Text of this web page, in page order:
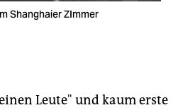
Shanghaier ZImmer
Leute" und kaum erste